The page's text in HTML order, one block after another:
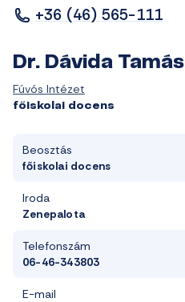
+36 (46) 565-111
Dr. Dávida Tamás
Fúvós Intézet
főiskolai docens
Beosztás
főiskolai docens
Iroda
Zenepalota
Telefonszám
06-46-343803
E-mail